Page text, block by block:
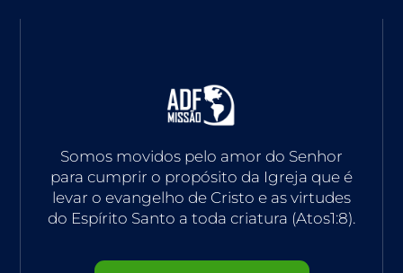
Somos movidos pelo amor do Senhor
para cumprir o propósito da Igreja que é
levar o evangelho de Cristo e as virtudes
do Espírito Santo a toda criatura (Atos1:8).